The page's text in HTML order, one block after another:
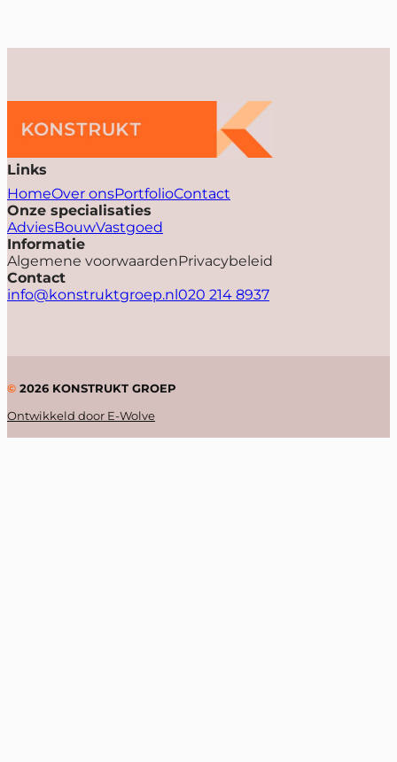
Links
HomeOver onsPortfolioContact
Onze specialisaties
AdviesBouwVastgoed
Informatie
Algemene voorwaardenPrivacybeleid
Contact
info@konstruktgroep.nl 020 214 8937
© 2026 KONSTRUKT GROEP
Ontwikkeld door E-Wolve